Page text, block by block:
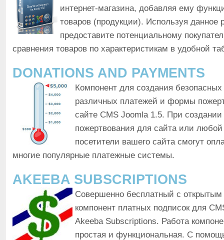
интернет-магазина, добавляя ему
товаров (продукции). Используя
предоставите потенциальному
сравнения товаров по характеристикам в удобной
DONATIONS AND PAYMENTS
Компонент для создания
различных платежей и формы
сайте CMS Joomla 1.5. При
пожертвования для сайта или
посетители вашего сайта смогут
многие популярные платежные системы.
AKEEBA SUBSCRIPTIONS
Совершенно бесплатный с
компонент платных подписок для
Akeeba Subscriptions. Работа
простая и функциональная. С